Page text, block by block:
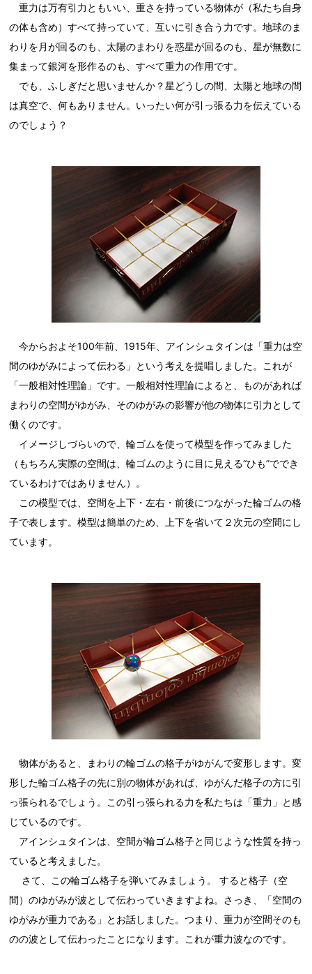
重力は万有引力ともいい、重さを持っている物体が（私たち自身
の体も含め）すべて持っていて、互いに引き合う力です。地球のま
わりを月が回るのも、太陽のまわりを惑星が回るのも、星が無数に
集まって銀河を形作るのも、すべて重力の作用です。
でも、ふしぎだと思いませんか？星どうしの間、太陽と地球の間
は真空で、何もありません。いったい何が引っ張る力を伝えている
のでしょう？
今からおよそ100年前、1915年、アインシュタインは「重力は空
間のゆがみによって伝わる」という考えを提唱しました。これが
「一般相対性理論」です。一般相対性理論によると、ものがあれば
まわりの空間がゆがみ、そのゆがみの影響が他の物体に引力として
働くのです。
イメージしづらいので、輪ゴムを使って模型を作ってみました
（もちろん実際の空間は、輪ゴムのように目に見える“ひも”ででき
ているわけではありません）。
この模型では、空間を上下・左右・前後につながった輪ゴムの格
子で表します。模型は簡単のため、上下を省いて２次元の空間にし
ています。
物体があると、まわりの輪ゴムの格子がゆがんで変形します。変
形した輪ゴム格子の先に別の物体があれば、ゆがんだ格子の方に引
っ張られるでしょう。この引っ張られる力を私たちは「重力」と感
じているのです。
アインシュタインは、空間が輪ゴム格子と同じような性質を持っ
ていると考えました。
さて、この輪ゴム格子を弾いてみましょう。 すると格子（空
間）のゆがみが波として伝わっていきますよね。さっき、「空間の
ゆがみが重力である」とお話しました。つまり、重力が空間そのも
のの波として伝わったことになります。これが重力波なのです。